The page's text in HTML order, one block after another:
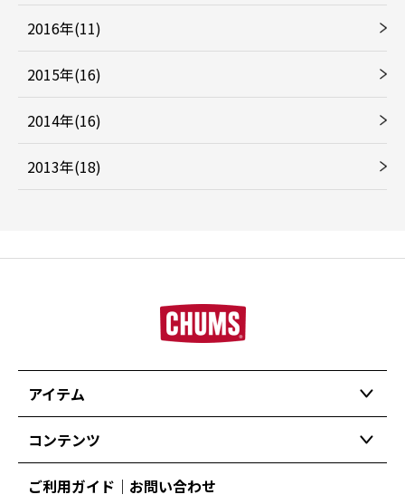
2016年(11)
2015年(16)
2014年(16)
2013年(18)
アイテム
コンテンツ
ご利用ガイド｜お問い合わせ